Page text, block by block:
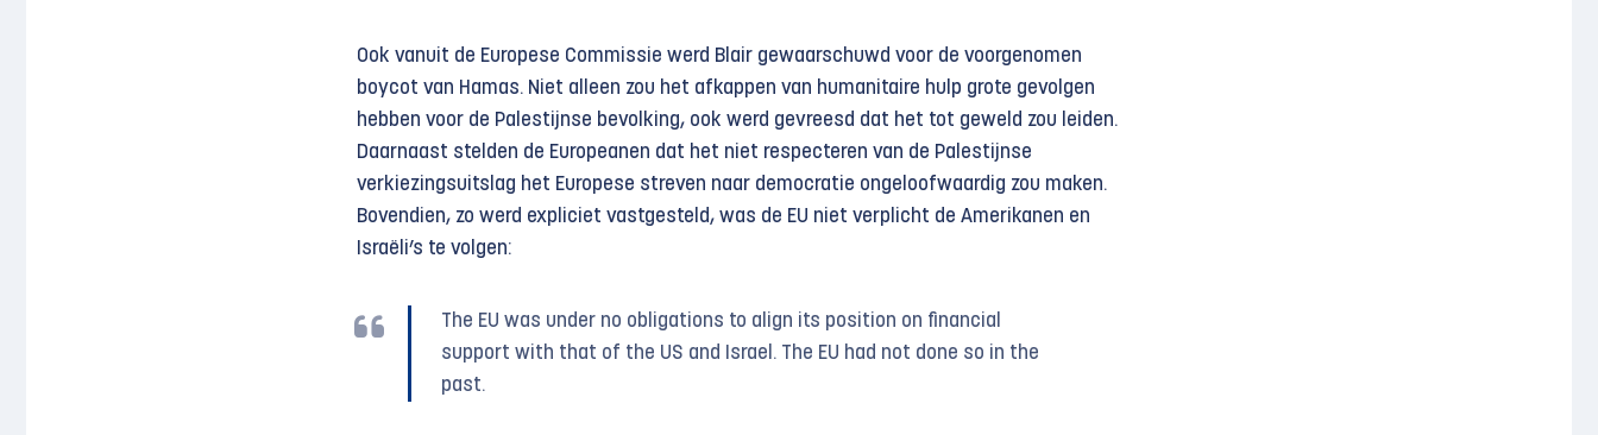
Ook vanuit de Europese Commissie werd Blair gewaarschuwd voor de voorgenomen
boycot van Hamas. Niet alleen zou het afkappen van humanitaire hulp grote gevolgen
hebben voor de Palestijnse bevolking, ook werd gevreesd dat het tot geweld zou leiden.
Daarnaast stelden de Europeanen dat het niet respecteren van de Palestijnse
verkiezingsuitslag het Europese streven naar democratie ongeloofwaardig zou maken.
Bovendien, zo werd expliciet vastgesteld, was de EU niet verplicht de Amerikanen en
Israëli’s te volgen:
The EU was under no obligations to align its position on financial
support with that of the US and Israel. The EU had not done so in the
past.